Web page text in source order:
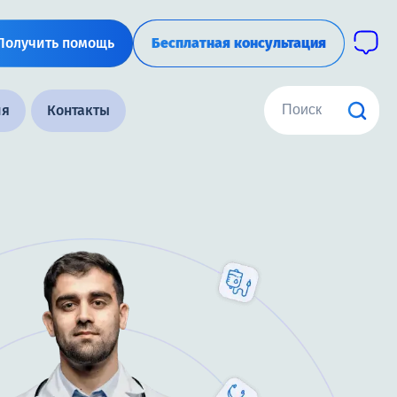
помощь Бесплатная консультация
Контакты